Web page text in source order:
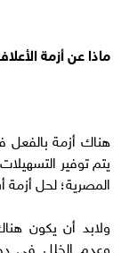
ماذا عن أزمة
هناك أزمة
يتم توفير
المصرية؛ لحل أزمة
ولابد أن يكون
وعدم الخلل في